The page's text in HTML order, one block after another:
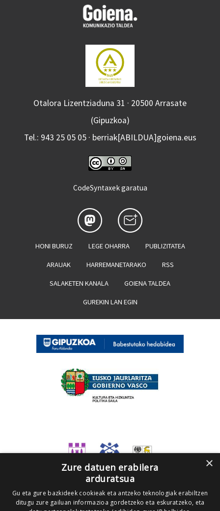
Otalora Lizentziaduna 31 · 20500 Arrasate
(Gipuzkoa)
Tel.: 943 25 05 05 · berriak[ABILDUA]goiena.eus
CodeSyntaxek garatua
HONI BURUZ LEGE OHARRA PUBLIZITATEA
ARAUAK HARREMANETARAKO RSS
SALAKETEN KANALA GOIENA TALDEA
GUREKIN LAN EGIN
×
Zure datuen erabilera
arduratsua
Gu eta gure bazkideek cookieak eta antzeko teknologiak erabiltzen
ditugu zure gailuan informazioa gordetzeko eta eskuratzeko, eta